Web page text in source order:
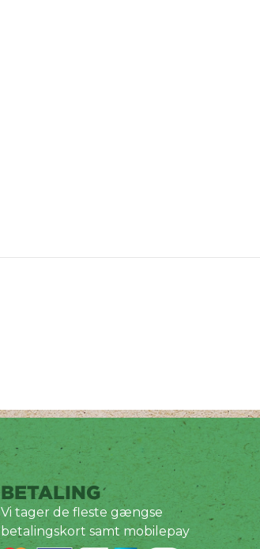
BETALING
Vi tager de fleste gængse
betalingskort samt mobilepay